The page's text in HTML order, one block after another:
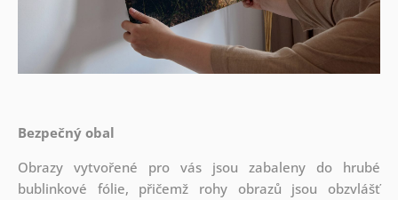
Bezpečný obal
Obrazy vytvořené pro vás jsou zabaleny do hrubé
bublinkové fólie, přičemž rohy obrazů jsou obzvlášť